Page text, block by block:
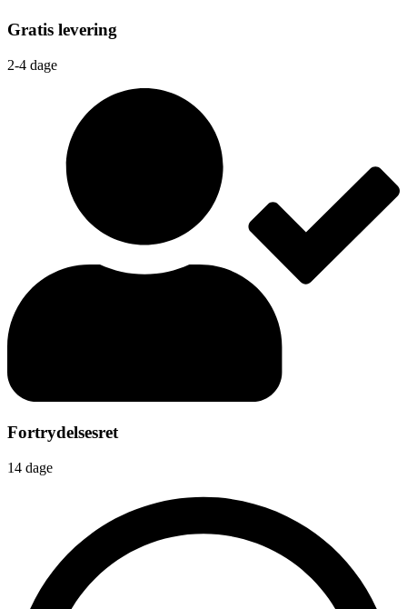
Gratis levering
2-4 dage
Fortrydelsesret
14 dage